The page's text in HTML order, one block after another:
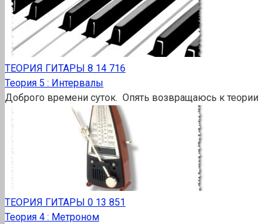
ТЕОРИЯ ГИТАРЫ 8 14 716
Теория 5 : Интервалы
Доброго времени суток. Опять возвращаюсь к
ТЕОРИЯ ГИТАРЫ 0 13 851
Теория 4 : Метроном